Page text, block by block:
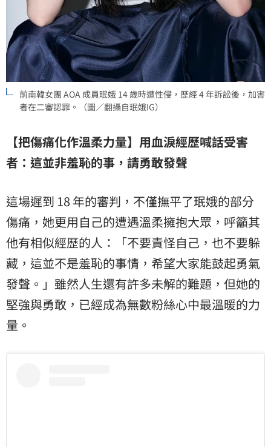
前南韓女團 AOA 成員珉娥 14 歲時遭性侵，歷經 4 年訴訟後，加害
者在二審認罪。（圖／翻攝自珉娥IG）
【把傷痛化作溫柔力量】用血淚經歷喊話受害
者：這並非羞恥的事，請勇敢發聲
這場遲到 18 年的審判，不僅撫平了珉娥的部分
傷痛，她更用自己的遭遇溫柔擁抱大眾，呼籲其
他有相似經歷的人：「不要責怪自己，也不要躲
藏，這並不是羞恥的事情，希望大家能鼓起勇氣
發聲。」雖然人生還有許多未解的難題，但她的
堅強與勇敢，已經成為無數粉絲心中最溫暖的力
量。